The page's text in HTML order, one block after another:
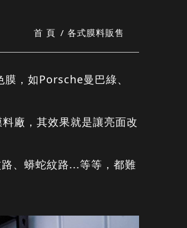
首 頁 各式膜料販售
，如Porsche曼巴綠、
廠，其效果就是讓亮面改
、蟒蛇紋路...等等，都難